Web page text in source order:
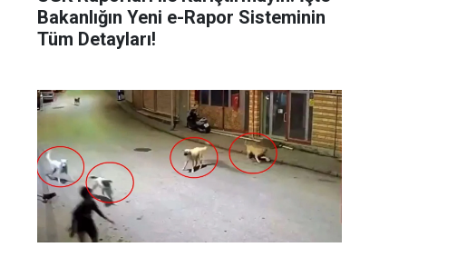
Bakanlığın Yeni e-Rapor Sisteminin
Tüm Detayları!